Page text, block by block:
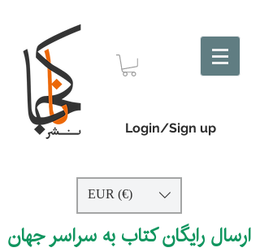
Login/Sign up
EUR (€)
ارسال رایگان کتاب به سراسر جهان